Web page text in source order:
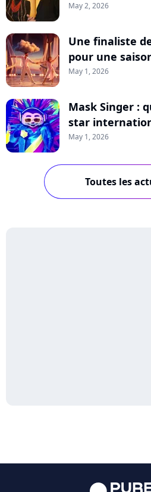
May 2, 2026
Une finaliste
pour une
May 1, 2026
Mask Singer :
star
May 1, 2026
Toutes les